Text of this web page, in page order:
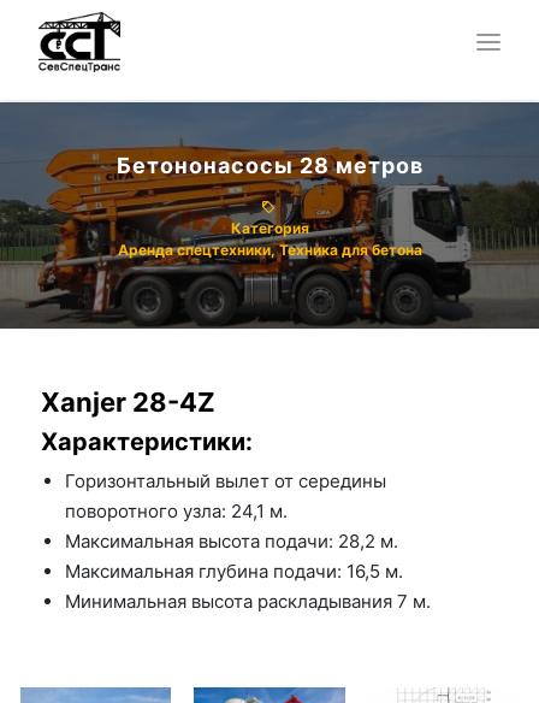
Бетононасосы 28 метров
Категория
Аренда спецтехники Техника для бетона
Xanjer 28-4Z
Характеристики:
Горизонтальный вылет от середины
поворотного узла: 24,1 м.
Максимальная высота подачи: 28,2 м.
Максимальная глубина подачи: 16,5 м.
Минимальная высота раскладывания 7 м.